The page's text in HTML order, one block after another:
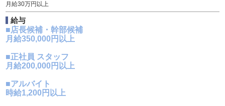
月給30万円以上
給与
■店長候補・幹部候補
月給350,000円以上
■正社員 スタッフ
月給200,000円以上
■アルバイト
時給1,200円以上